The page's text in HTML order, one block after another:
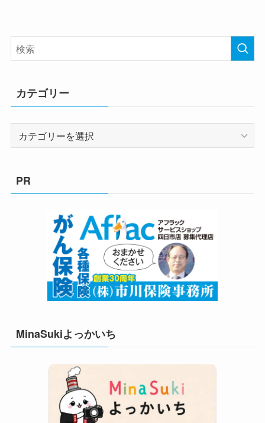
カテゴリー
テ
リ
ー
PR
MinaSukiよっかいち